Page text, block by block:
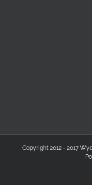
Copyright 2012 - 2017